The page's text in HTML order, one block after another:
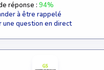
réponse : 94%
à être rappelé
une question en direct